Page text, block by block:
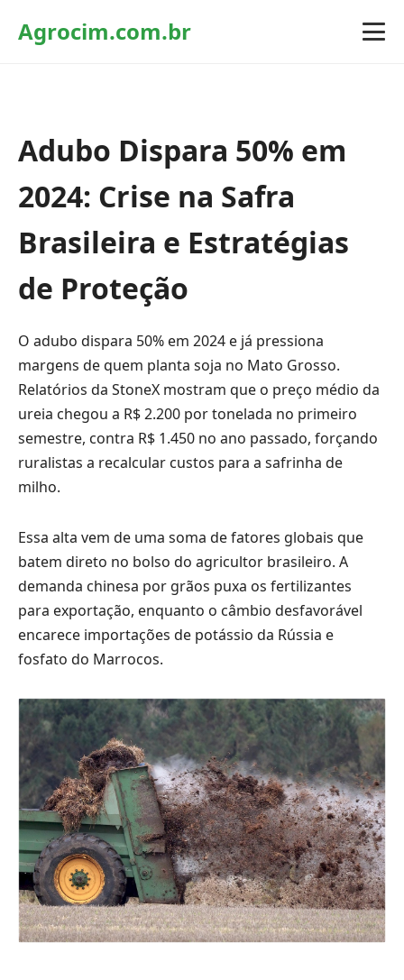
Agrocim.com.br
Adubo Dispara 50% em
2024: Crise na Safra
Brasileira e Estratégias
de Proteção
O adubo dispara 50% em 2024 e já pressiona
margens de quem planta soja no Mato Grosso.
Relatórios da StoneX mostram que o preço médio da
ureia chegou a R$ 2.200 por tonelada no primeiro
semestre, contra R$ 1.450 no ano passado, forçando
ruralistas a recalcular custos para a safrinha de
milho.
Essa alta vem de uma soma de fatores globais que
batem direto no bolso do agricultor brasileiro. A
demanda chinesa por grãos puxa os fertilizantes
para exportação, enquanto o câmbio desfavorável
encarece importações de potássio da Rússia e
fosfato do Marrocos.